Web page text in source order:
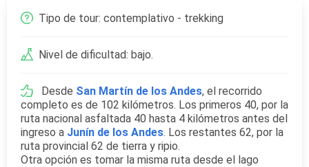
Tipo de tour: contemplativo - trekking
Nivel de dificultad: bajo.
Desde San Martín de los Andes, el recorrido
completo es de 102 kilómetros. Los primeros 40, por la
ruta nacional asfaltada 40 hasta 4 kilómetros antes del
ingreso a Junín de los Andes. Los restantes 62, por la
ruta provincial 62 de tierra y ripio.
Otra opción es tomar la misma ruta desde el lago